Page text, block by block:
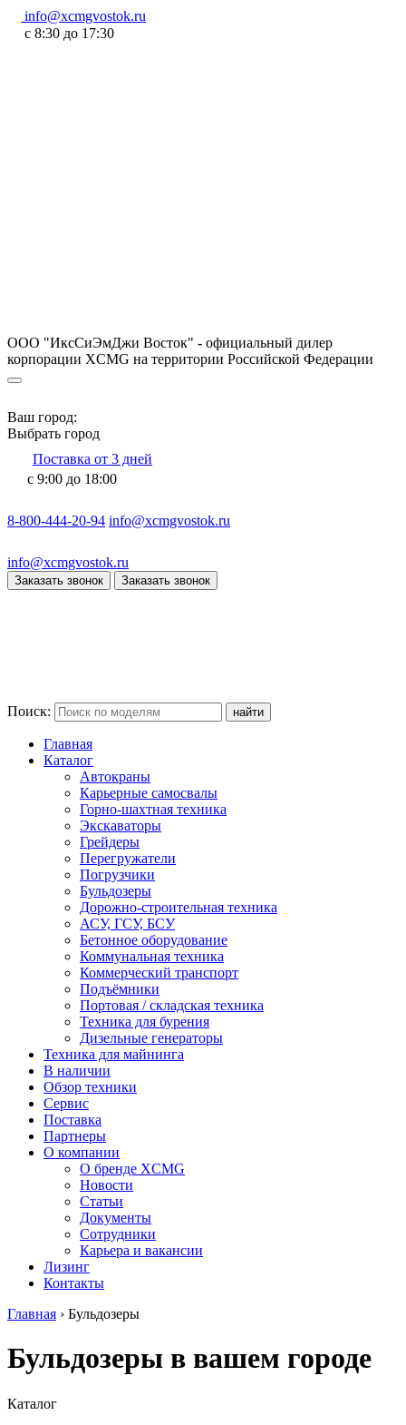
info@xcmgvostok.ru
с 8:30 до 17:30
ООО "ИксСиЭмДжи Восток" - официальный дилер
корпорации XCMG на территории Российской Федерации
Ваш город:
Выбрать город
Поставка от 3 дней
с 9:00 до 18:00
8-800-444-20-94 info@xcmgvostok.ru
info@xcmgvostok.ru
Заказать звонок Заказать звонок
Поиск:
Главная
Каталог
Автокраны
Карьерные самосвалы
Горно-шахтная техника
Экскаваторы
Грейдеры
Перегружатели
Погрузчики
Бульдозеры
Дорожно-строительная техника
АСУ, ГСУ, БСУ
Бетонное оборудование
Коммунальная техника
Коммерческий транспорт
Подъёмники
Портовая / складская техника
Техника для бурения
Дизельные генераторы
Техника для майнинга
В наличии
Обзор техники
Сервис
Поставка
Партнеры
О компании
О бренде XCMG
Новости
Статьи
Документы
Сотрудники
Карьера и вакансии
Лизинг
Контакты
Главная › Бульдозеры
Бульдозеры в вашем городе
Каталог